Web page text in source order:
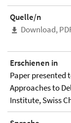
Quelle/n
Download,
Erschienen in
Paper presented
Approaches to
Institute, Swiss